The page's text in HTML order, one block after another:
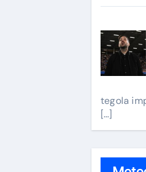
tegola
[…]